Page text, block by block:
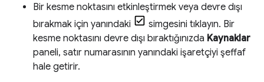
Bir kesme noktasını etkinleştirmek veya devre dışı
bırakmak için yanındaki
simgesini tıklayın. Bir
kesme noktasını devre dışı bıraktığınızda Kaynaklar
paneli, satır numarasının yanındaki işaretçiyi şeffaf
hale getirir.